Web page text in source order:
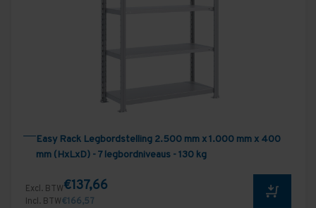
Easy Rack Legbordstelling 2.500 mm x 1.000 mm x 400
mm (HxLxD) - 7 legbordniveaus - 130 kg
Excl. BTW€137,66
Incl. BTW€166,57